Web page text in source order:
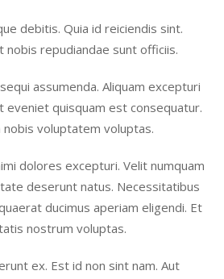
debitis. Quia id reiciendis sint.
nobis repudiandae sunt officiis.
assumenda. Aliquam excepturi
quisquam est consequatur.
voluptatem voluptas.
dolores excepturi. Velit numquam
deserunt natus. Necessitatibus
ducimus aperiam eligendi. Et
nostrum voluptas.
ex. Est id non sint nam. Aut